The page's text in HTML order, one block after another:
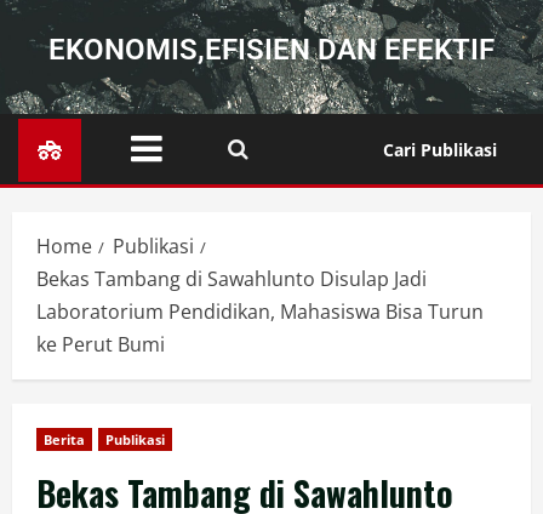
EKONOMIS,EFISIEN DAN EFEKTIF
Cari Publikasi
Home
Publikasi
Bekas Tambang di Sawahlunto Disulap Jadi
Laboratorium Pendidikan, Mahasiswa Bisa Turun
ke Perut Bumi
Berita Publikasi
Bekas Tambang di Sawahlunto